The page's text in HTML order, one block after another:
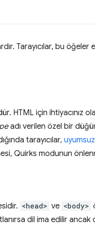
Tarayıcılar, bu
HTML için ihtiyacınız
adı verilen özel bir
tarayıcılar,
Quirks modunun
<head> ve <body>
dil ima edilir